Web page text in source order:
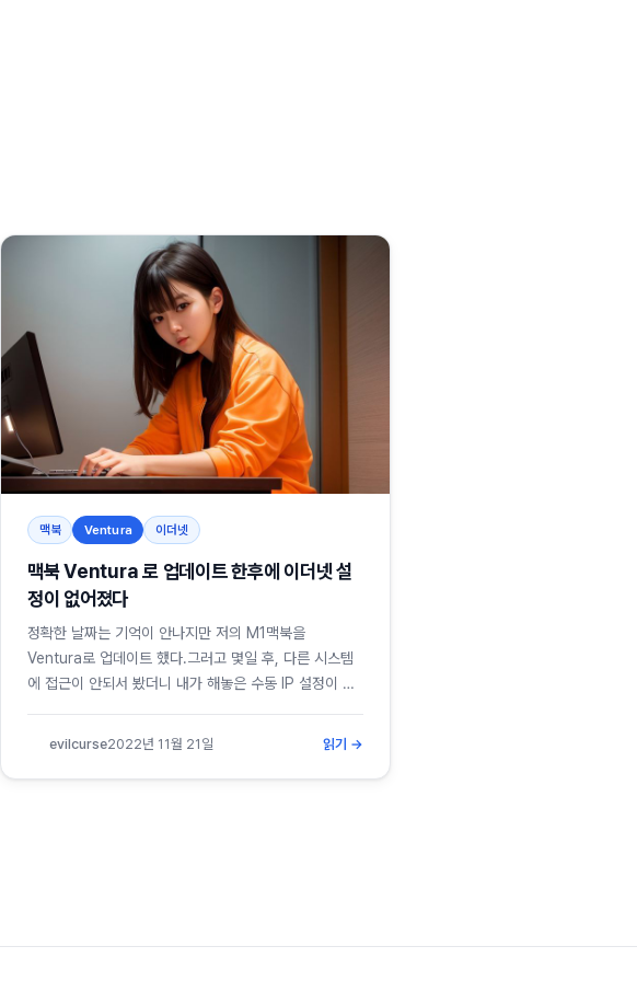
맥북 Ventura 이더넷
맥북 Ventura 로 업데이트 한후에 이더넷 설
정이 없어졌다
정확한 날짜는 기억이 안나지만 저의 M1맥북을
Ventura로 업데이트 했다.그러고 몇일 후, 다른 시스템
에 접근이 안되서 봤더니 내가 해놓은 수동 IP 설정이 없
10/100/1000 LAN 인터페이스를 선택하고 생성한다.
서 수정하면 된다.
evilcurse2022년 11월 21일 읽기 →